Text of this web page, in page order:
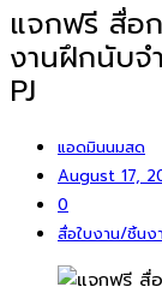
แจกฟรี สื่อ
งานฝึกนับจ
PJ
แอดมินนมสด
August 17,
0
สื่อใบงาน/ชิ้นง